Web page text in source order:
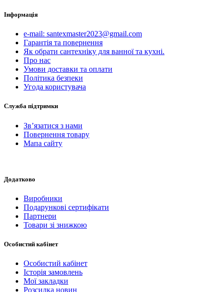
Інформація
e-mail: santexmaster2023@gmail.com
Гарантія та повернення
Як обрати сантехніку для ванної та кухні.
Про нас
Умови доставки та оплати
Політика безпеки
Угода користувача
Служба підтримки
Зв’язатися з нами
Повернення товару
Мапа сайту
Додатково
Виробники
Подарункові сертифікати
Партнери
Товари зі знижкою
Особистий кабінет
Особистий кабінет
Історія замовлень
Мої закладки
Розсилка новин